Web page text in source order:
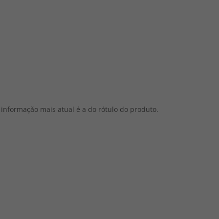
mais atual é a do rótulo do produto.